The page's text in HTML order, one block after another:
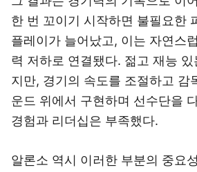
한 번 꼬이기 시작하면 불필요한
플레이가 늘어났고, 이는 자연스
력 저하로 연결됐다. 젊고 재능
지만, 경기의 속도를 조절하고 감
운드 위에서 구현하며 선수단을
경험과 리더십은 부족했다.
알론소 역시 이러한 부분의 중요